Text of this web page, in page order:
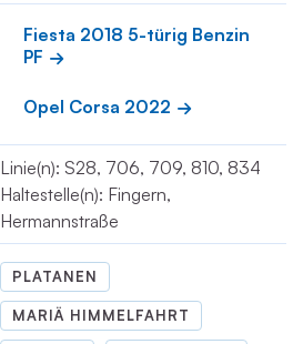
Fiesta 2018 5-türig Benzin
PF
Opel Corsa 2022
Linie(n): S28, 706, 709, 810, 834
Haltestelle(n): Fingern,
Hermannstraße
PLATANEN
MARIÄ HIMMELFAHRT